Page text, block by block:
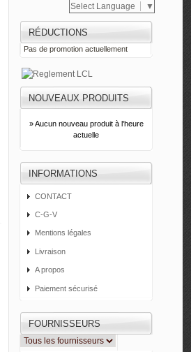
Select Language ▼
RÉDUCTIONS
Pas de promotion actuellement
NOUVEAUX PRODUITS
» Aucun nouveau produit à l'heure
actuelle
INFORMATIONS
CONTACT
C-G-V
Mentions légales
Livraison
A propos
Paiement sécurisé
FOURNISSEURS